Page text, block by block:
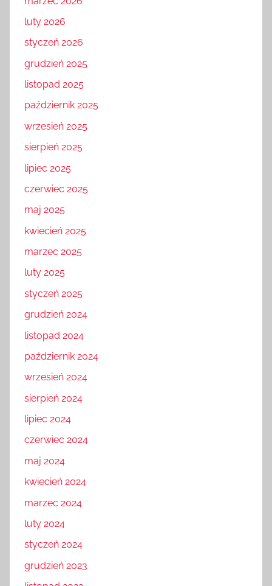
marzec 2026
luty 2026
styczeń 2026
grudzień 2025
listopad 2025
październik 2025
wrzesień 2025
sierpień 2025
lipiec 2025
czerwiec 2025
maj 2025
kwiecień 2025
marzec 2025
luty 2025
styczeń 2025
grudzień 2024
listopad 2024
październik 2024
wrzesień 2024
sierpień 2024
lipiec 2024
czerwiec 2024
maj 2024
kwiecień 2024
marzec 2024
luty 2024
styczeń 2024
grudzień 2023